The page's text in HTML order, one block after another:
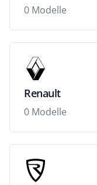
0 Modelle
Renault
0 Modelle